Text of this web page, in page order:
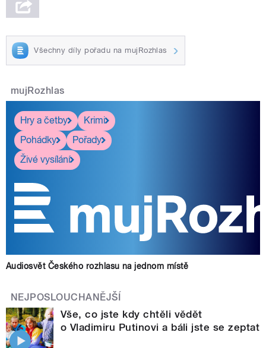
Všechny díly pořadu na mujRozhlas
mujRozhlas
Hry a četby
Krimi
Pohádky
Pořady
Živé vysílání
Audiosvět Českého rozhlasu na jednom místě
NEJPOSLOUCHANĚJŠÍ
Vše, co jste kdy chtěli vědět
o Vladimiru Putinovi a báli jste se zeptat